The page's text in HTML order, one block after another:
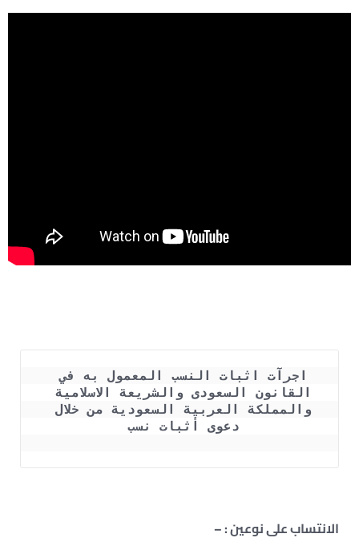
اجرآت اثبات النسب المعمول به في
دعوى أثبات نسب
الانتساب على نوعين : –